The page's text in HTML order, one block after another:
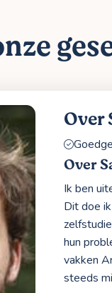
Over
Over
Ik ben
Dit doe
hun
vakken
steeds